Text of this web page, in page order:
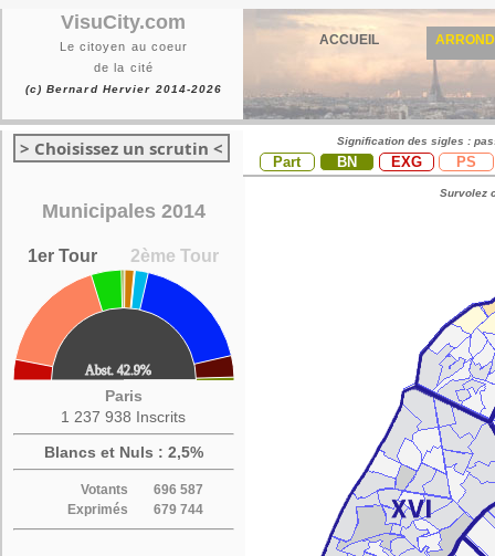
VisuCity.com
Le citoyen au coeur
de la cité
(c) Bernard Hervier 2014-2026
ACCUEIL
> Choisissez un scrutin <
Municipales 2014
1er Tour 2ème Tour
Paris
1 237 938 Inscrits
Blancs et Nuls : 2,5%
Votants
696 587
Exprimés
679 744
Signification des sigles :
Part BN EXG PS
Survolez